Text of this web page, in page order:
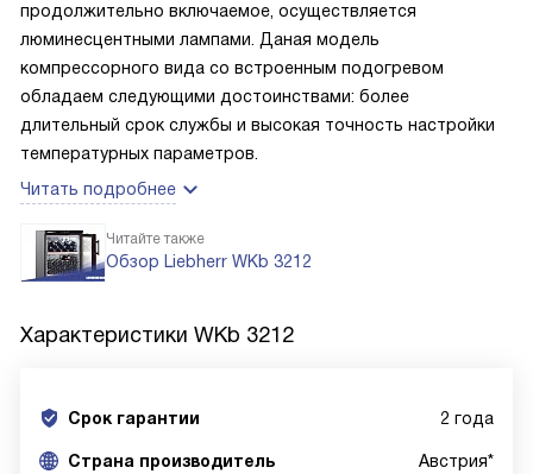
продолжительно включаемое, осуществляется
люминесцентными лампами. Даная модель
компрессорного вида со встроенным подогревом
обладаем следующими достоинствами: более
длительный срок службы и высокая точность настройки
температурных параметров.
Читать подробнее
Читайте также
Обзор Liebherr WKb 3212
Характеристики WKb 3212
Срок гарантии 2 года
Cтрана производитель Австрия*